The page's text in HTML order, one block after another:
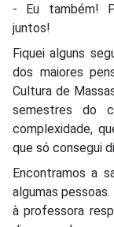
- Eu também!
juntos!
Fiquei alguns
dos maiores
Cultura de
semestres do
complexidade,
que só consegui
Encontramos a
algumas
à professora